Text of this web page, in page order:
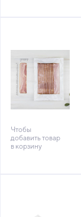
Чтобы
добавить товар
в корзину